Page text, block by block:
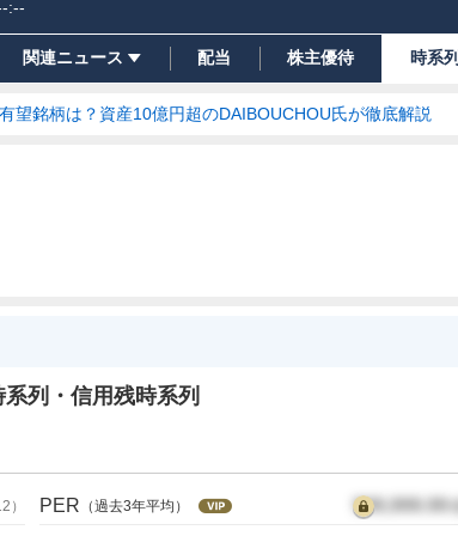
:--
関連ニュース 配当 株主優待 時系列
望銘柄は？資産10億円超のDAIBOUCHOU氏が徹底解説
列・信用残時系列
） PER （過去3年平均） 999,999.99